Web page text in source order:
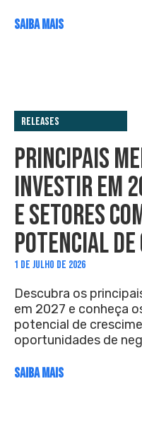
SAIBA MAIS
Releases
PRINCIPAIS
INVESTIR EM
E SETORES
POTENCIAL
1 DE JULHO DE 2026
Descubra os
em 2027 e conheça
potencial de
oportunidades de
SAIBA MAIS